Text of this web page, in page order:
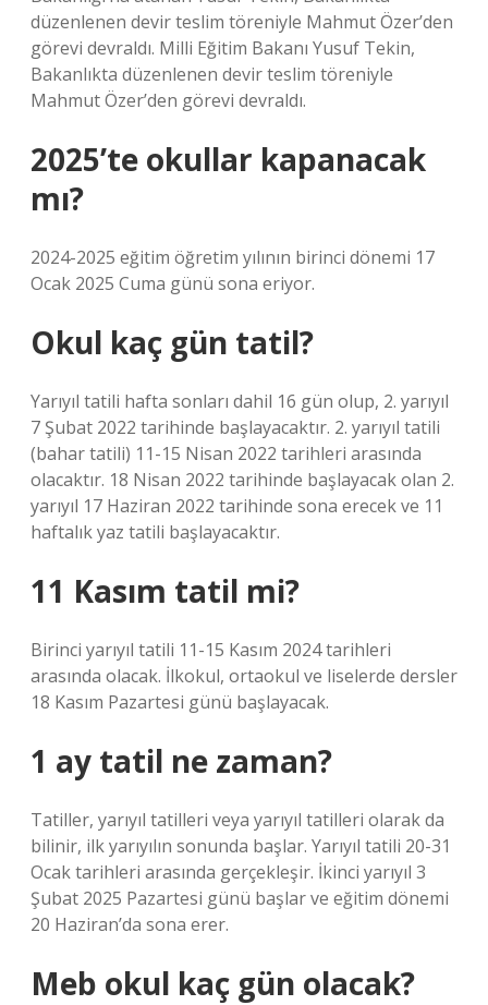
düzenlenen devir teslim töreniyle Mahmut Özer’den
görevi devraldı. Milli Eğitim Bakanı Yusuf Tekin,
Bakanlıkta düzenlenen devir teslim töreniyle
Mahmut Özer’den görevi devraldı.
2025’te okullar kapanacak
mı?
2024-2025 eğitim öğretim yılının birinci dönemi 17
Ocak 2025 Cuma günü sona eriyor.
Okul kaç gün tatil?
Yarıyıl tatili hafta sonları dahil 16 gün olup, 2. yarıyıl
7 Şubat 2022 tarihinde başlayacaktır. 2. yarıyıl tatili
(bahar tatili) 11-15 Nisan 2022 tarihleri ​​arasında
olacaktır. 18 Nisan 2022 tarihinde başlayacak olan 2.
yarıyıl 17 Haziran 2022 tarihinde sona erecek ve 11
haftalık yaz tatili başlayacaktır.
11 Kasım tatil mi?
Birinci yarıyıl tatili 11-15 Kasım 2024 tarihleri ​​
arasında olacak. İlkokul, ortaokul ve liselerde dersler
18 Kasım Pazartesi günü başlayacak.
1 ay tatil ne zaman?
Tatiller, yarıyıl tatilleri veya yarıyıl tatilleri olarak da
bilinir, ilk yarıyılın sonunda başlar. Yarıyıl tatili 20-31
Ocak tarihleri ​​arasında gerçekleşir. İkinci yarıyıl 3
Şubat 2025 Pazartesi günü başlar ve eğitim dönemi
20 Haziran’da sona erer.
Meb okul kaç gün olacak?